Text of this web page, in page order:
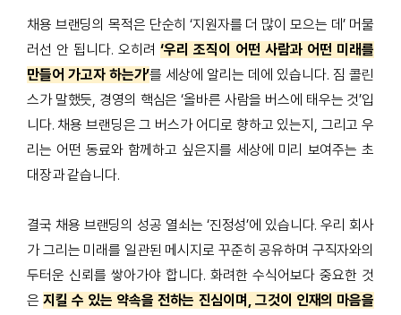
채용 브랜딩의 목적은 단순히 ‘지원자를 더 많이 모으는 데’ 머물
러선 안 됩니다. 오히려‘우리 조직이 어떤 사람과 어떤 미래를
만들어 가고자 하는가’를 세상에 알리는 데에 있습니다. 짐 콜린
스가 말했듯, 경영의 핵심은 ‘올바른 사람을 버스에 태우는 것’입
니다. 채용 브랜딩은 그 버스가 어디로 향하고 있는지, 그리고 우
리는 어떤 동료와 함께하고 싶은지를 세상에 미리 보여주는 초
대장과 같습니다.
결국 채용 브랜딩의 성공 열쇠는 ‘진정성’에 있습니다. 우리 회사
가 그리는 미래를 일관된 메시지로 꾸준히 공유하며 구직자와의
두터운 신뢰를 쌓아가야 합니다. 화려한 수식어보다 중요한 것
은지킬 수 있는 약속을 전하는 진심이며, 그것이 인재의 마음을